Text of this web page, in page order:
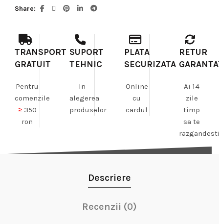
Share
TRANSPORT
GRATUIT
Pentru
comenzile
≥350
ron
SUPORT
TEHNIC
In
alegerea
produselor
PLATA
SECURIZATA
Online
cu
cardul
RETUR
Ai 14
zile
timp
sa te
Descriere
Recenzii (0)